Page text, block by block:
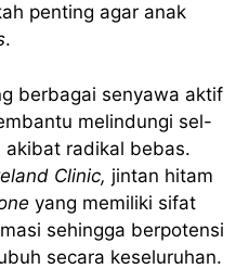
penting agar anak
.
berbagai senyawa aktif
melindungi sel-
akibat radikal bebas.
Clinic, jintan hitam
yang memiliki sifat
sehingga berpotensi
secara keseluruhan.